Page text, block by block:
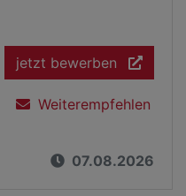
jetzt bewerben
Weiterempfehlen
07.08.2026